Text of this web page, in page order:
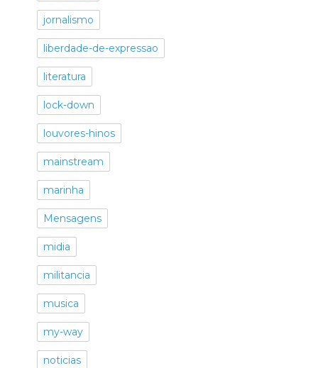
jornalismo
liberdade-de-expressao
literatura
lock-down
louvores-hinos
mainstream
marinha
Mensagens
midia
militancia
musica
my-way
noticias